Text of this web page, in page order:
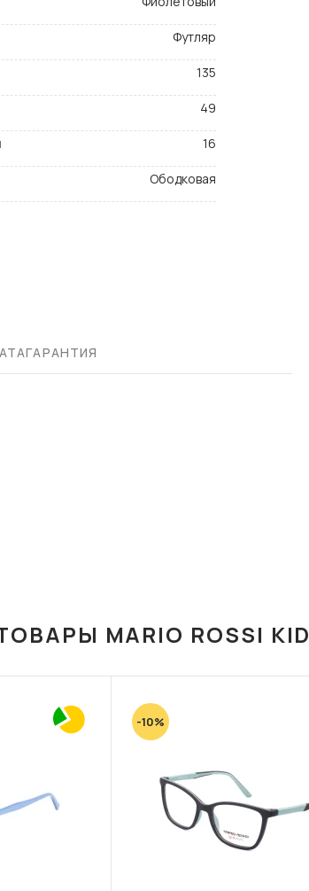
Футляр
135
49
16
Ободковая
ГАРАНТИЯ
MARIO ROSSI
-10%